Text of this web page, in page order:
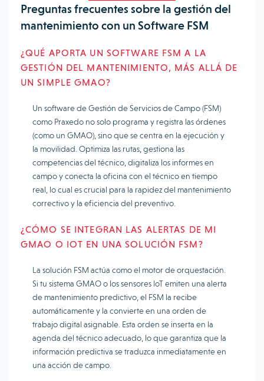
Preguntas frecuentes sobre la gestión del
mantenimiento con un Software FSM
¿QUÉ APORTA UN SOFTWARE FSM A LA
GESTIÓN DEL MANTENIMIENTO, MÁS ALLÁ DE
UN SIMPLE GMAO?
Un software de Gestión de Servicios de Campo (FSM)
como Praxedo no solo programa y registra las órdenes
(como un GMAO), sino que se centra en la ejecución y
la movilidad. Optimiza las rutas, gestiona las
competencias del técnico, digitaliza los informes en
campo y conecta la oficina con el técnico en tiempo
real, lo cual es crucial para la rapidez del mantenimiento
correctivo y la eficiencia del preventivo.
¿CÓMO SE INTEGRAN LAS ALERTAS DE MI
GMAO O IOT EN UNA SOLUCIÓN FSM?
La solución FSM actúa como el motor de orquestación.
Si tu sistema GMAO o los sensores IoT emiten una alerta
de mantenimiento predictivo, el FSM la recibe
automáticamente y la convierte en una orden de
trabajo digital asignable. Esta orden se inserta en la
agenda del técnico adecuado, lo que garantiza que la
información predictiva se traduzca inmediatamente en
una acción de campo.